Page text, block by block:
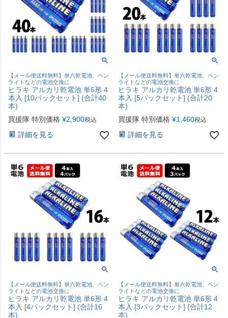
【メール便送料無料】単六乾電池、ペン
ライトなどの電池交換に
ヒラキ アルカリ乾電池 単6形 4
本入 [10パックセット] (合計40
本)
買援隊 特別価格 ¥2,900税込
詳細を見る
【メール便送料無料】単六乾電池、ペン
ライトなどの電池交換に
ヒラキ アルカリ乾電池 単6形 4
本入 [5パックセット] (合計20
本)
買援隊 特別価格 ¥1,460税込
詳細を見る
【メール便送料無料】単六乾電池、ペン
ライトなどの電池交換に
ヒラキ アルカリ乾電池 単6形 4
本入 [4パックセット] (合計16
本)
【メール便送料無料】単六乾電池、ペン
ライトなどの電池交換に
ヒラキ アルカリ乾電池 単6形 4
本入 [3パックセット] (合計12
本)